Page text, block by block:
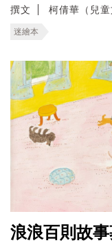
撰文 柯倩華（兒童
迷繪本
浪浪百則故